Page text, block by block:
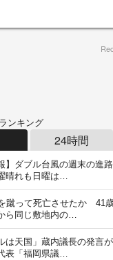
ンキング
24時間
】ダブル台風の週末の進
晴れも日曜は…
蹴って死亡させたか 41
ら同じ敷地内の…
は天国」蔵内議長の発言
表「福岡県議…